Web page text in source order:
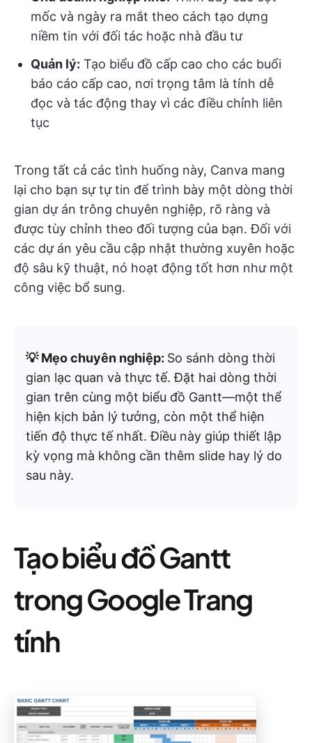
mốc và ngày ra mắt theo cách tạo dựng
niềm tin với đối tác hoặc nhà đầu tư
Quản lý: Tạo biểu đồ cấp cao cho các buổi
báo cáo cấp cao, nơi trọng tâm là tính dễ
đọc và tác động thay vì các điều chỉnh liên
tục
Trong tất cả các tình huống này, Canva mang
lại cho bạn sự tự tin để trình bày một dòng thời
gian dự án trông chuyên nghiệp, rõ ràng và
được tùy chỉnh theo đối tượng của bạn. Đối với
các dự án yêu cầu cập nhật thường xuyên hoặc
độ sâu kỹ thuật, nó hoạt động tốt hơn như một
công việc bổ sung.
💡 Mẹo chuyên nghiệp: So sánh dòng thời
gian lạc quan và thực tế. Đặt hai dòng thời
gian trên cùng một biểu đồ Gantt—một thể
hiện kịch bản lý tưởng, còn một thể hiện
tiến độ thực tế nhất. Điều này giúp thiết lập
kỳ vọng mà không cần thêm slide hay lý do
sau này.
Tạo biểu đồ Gantt
trong Google Trang
tính